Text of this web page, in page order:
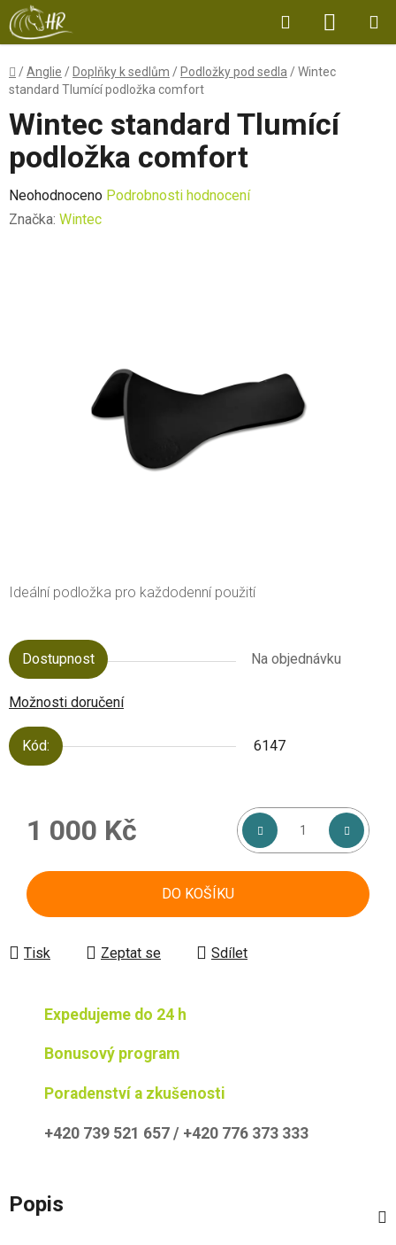
Přejít
na
obsah
Hledat
KOŠÍK
Domů
/Anglie / Doplňky k sedlům / Podložky pod sedla /Wintec
standard Tlumící podložka comfort
Ideální podložka pro každodenní použití
Dostupnost Na objednávku
Možnosti doručení
Kód: 6147
1 000 Kč
DO KOŠÍKU
Tisk Zeptat se Sdílet
Wintec standard Tlumící
podložka comfort
Průměrné
hodnocení
Neohodnoceno Podrobnosti hodnocení
Značka: Wintec
Expedujeme do 24 h
Bonusový program
Poradenství a zkušenosti
+420 739 521 657 / +420 776 373 333
Popis